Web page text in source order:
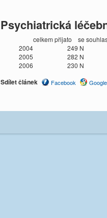
Psychiatrická
celkem přijato
se
2004
249 N
2005
282 N
2006
230 N
Sdílet článek Facebook Google